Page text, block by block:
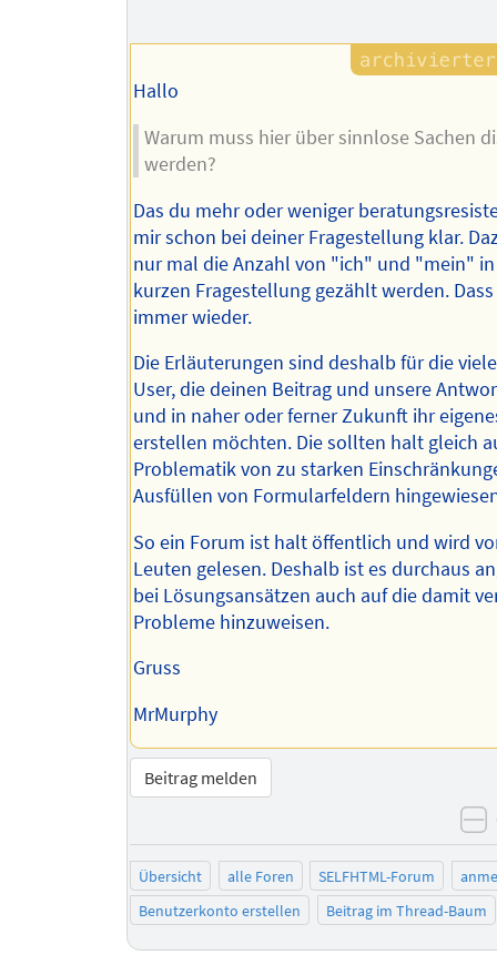
Hallo
Warum muss hier über sinnlose Sachen
werden?
Das du mehr oder weniger
mir schon bei deiner Fragestellung klar.
nur mal die Anzahl von "ich" und "mein"
kurzen Fragestellung gezählt werden.
immer wieder.
Die Erläuterungen sind deshalb für die
User, die deinen Beitrag und unsere
und in naher oder ferner Zukunft ihr
erstellen möchten. Die sollten halt gleich
Problematik von zu starken
Ausfüllen von Formularfeldern
So ein Forum ist halt öffentlich und wird
Leuten gelesen. Deshalb ist es durchaus
bei Lösungsansätzen auch auf die damit
Probleme hinzuweisen.
Gruss
MrMurphy
Beitrag melden
Übersicht alle Foren SELFHTML-Forum
Benutzerkonto erstellen
Beitrag im Thread-Baum